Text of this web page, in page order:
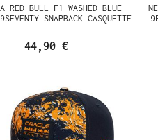
RED BULL F1 WASHED BLUE
SNAPBACK CASQUETTE
44,90 €